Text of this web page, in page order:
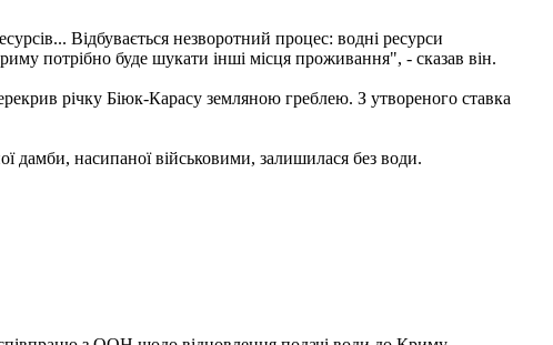
Відбувається незворотний процес: водні ресурси
потрібно буде шукати інші місця проживання", - сказав він.
річку Біюк-Карасу земляною греблею. З утвореного ставка
дамби, насипаної військовими, залишилася без води.